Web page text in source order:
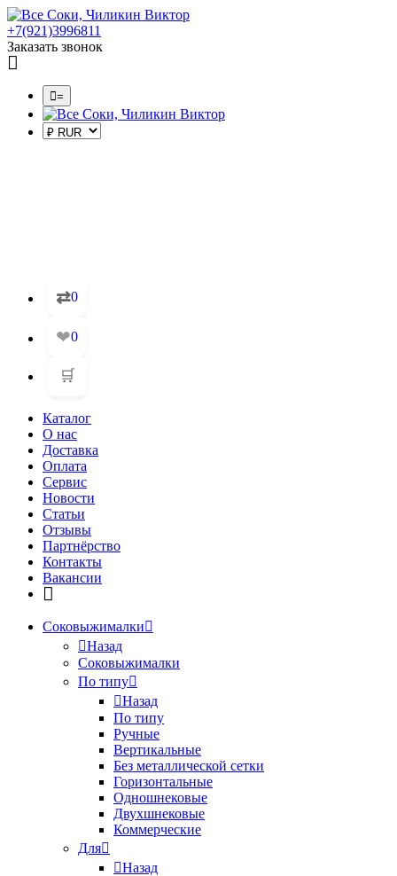
+7(921)3996811
Заказать звонок
=
⇄0
❤0
🛒
Каталог
О нас
Доставка
Оплата
Сервис
Новости
Статьи
Отзывы
Партнёрство
Контакты
Вакансии
Соковыжималки
Назад
Соковыжималки
По типу
Назад
По типу
Ручные
Вертикальные
Без металлической сетки
Горизонтальные
Одношнековые
Двухшнековые
Коммерческие
Для
Назад